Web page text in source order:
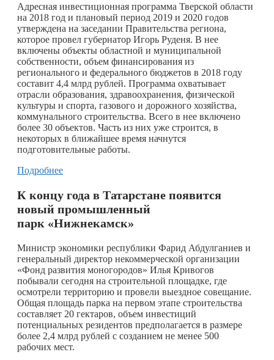
Адресная инвестиционная программа Тверской области
на 2018 год и плановый период 2019 и 2020 годов
утверждена на заседании Правительства региона,
которое провел губернатор Игорь Руденя. В нее
включены объекты областной и муниципальной
собственности, объем финансирования из
регионального и федерального бюджетов в 2018 году
составит 4,4 млрд рублей. Программа охватывает
отрасли образования, здравоохранения, физической
культуры и спорта, газового и дорожного хозяйства,
коммунального строительства. Всего в нее включено
более 30 объектов. Часть из них уже строится, в
некоторых в ближайшее время начнутся
подготовительные работы.
Подробнее
К концу года в Татарстане появится
новый промышленный
парк «Нижнекамск»
Министр экономики республики Фарид Абдулганиев и
генеральный директор некоммерческой организации
«Фонд развития моногородов» Илья Кривогов
побывали сегодня на строительной площадке, где
осмотрели территорию и провели выездное совещание.
Общая площадь парка на первом этапе строительства
составляет 20 гектаров, объем инвестиций
потенциальных резидентов предполагается в размере
более 2,4 млрд рублей с созданием не менее 500
рабочих мест.